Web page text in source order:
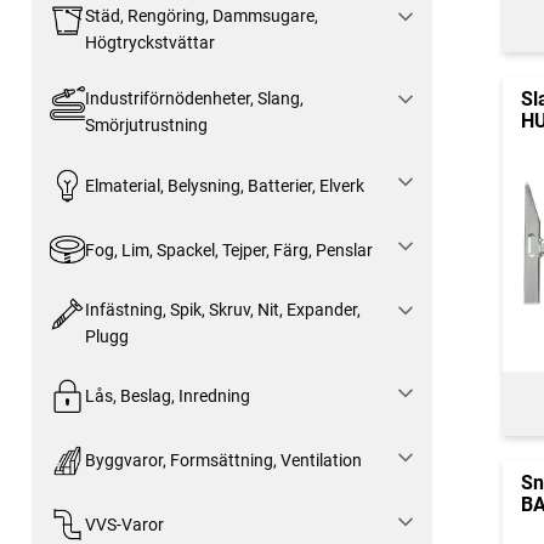
Städ, Rengöring, Dammsugare,
Högtryckstvättar
Industriförnödenheter, Slang,
Smörjutrustning
Elmaterial, Belysning, Batterier, Elverk
Fog, Lim, Spackel, Tejper, Färg, Penslar
Infästning, Spik, Skruv, Nit, Expander,
Plugg
Lås, Beslag, Inredning
Byggvaror, Formsättning, Ventilation
VVS-Varor